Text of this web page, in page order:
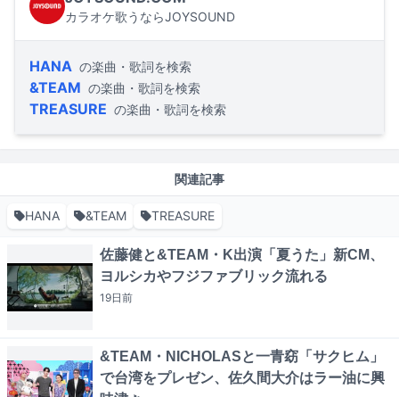
カラオケ歌うならJOYSOUND
HANA の楽曲・歌詞を検索
&TEAM の楽曲・歌詞を検索
TREASURE の楽曲・歌詞を検索
関連記事
HANA &TEAM TREASURE
佐藤健と&TEAM・K出演「夏うた」新CM、
ヨルシカやフジファブリック流れる
19日前
&TEAM・NICHOLASと一青窈「サクヒム」
で台湾をプレゼン、佐久間大介はラー油に興